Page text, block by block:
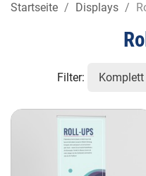
Startseite Displays
Filter: Komplett